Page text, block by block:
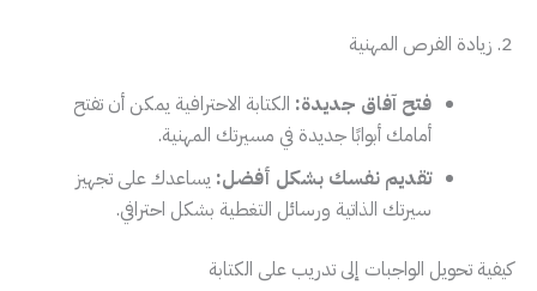
2. زيادة الفرص المهنية
فتح آفاق جديدة: الكتابة الاحترافية يمكن أن تفتح
أمامك أبوابًا جديدة في مسيرتك المهنية.
تقديم نفسك بشكل أفضل: يساعدك على تجهيز
سيرتك الذاتية ورسائل التغطية بشكل احترافي.
كيفية تحويل الواجبات إلى تدريب على الكتابة